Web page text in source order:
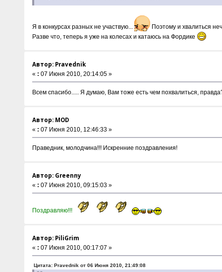
Я в конкурсах разных не участвую...
Поэтому и хвалиться
Разве что, теперь я уже на колесах и катаюсь на Фордике
Автор: Pravednik
« : 07 Июня 2010, 20:14:05 »
Всем спасибо..... Я думаю, Вам тоже есть чем похвалиться,
Автор: MOD
« : 07 Июня 2010, 12:46:33 »
Праведник, молодчина!!! Искренние поздравления!
Автор: Greenny
« : 07 Июня 2010, 09:15:03 »
Поздравляю!!!
Автор: PiliGrim
« : 07 Июня 2010, 00:17:07 »
Цитата: Pravednik от 06 Июня 2010, 21:49:08